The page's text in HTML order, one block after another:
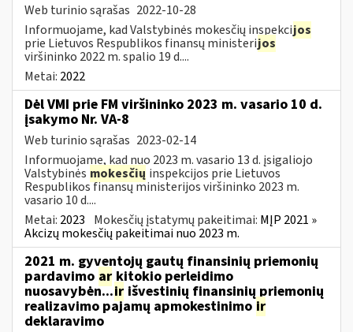
Web turinio sąrašas 2022-10-28
Informuojame, kad Valstybinės mokesčių inspekcijos
prie Lietuvos Respublikos finansų ministerijos
viršininko 2022 m. spalio 19 d....
Metai: 2022
Dėl VMI prie FM viršininko 2023 m. vasario 10 d.
įsakymo Nr. VA-8
Web turinio sąrašas 2023-02-14
Informuojame, kad nuo 2023 m. vasario 13 d. įsigaliojo
Valstybinės mokesčių inspekcijos prie Lietuvos
Respublikos finansų ministerijos viršininko 2023 m.
vasario 10 d....
Metai: 2023 Mokesčių įstatymų pakeitimai: MĮP 2021 »
Akcizų mokesčių pakeitimai nuo 2023 m.
2021 m. gyventojų gautų finansinių priemonių
pardavimo ar kitokio perleidimo
nuosavybėn...ir išvestinių finansinių priemonių
realizavimo pajamų apmokestinimo ir
deklaravimo